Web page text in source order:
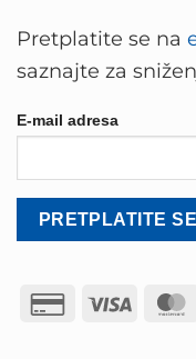
Pretplatite se na
saznajte za
E-mail adresa
Credit
Visa